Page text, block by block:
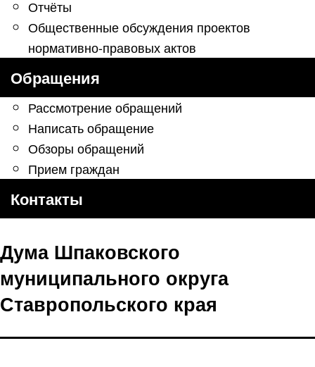
Отчёты
Общественные обсуждения проектов
нормативно-правовых актов
Обращения
Рассмотрение обращений
Написать обращение
Обзоры обращений
Прием граждан
Контакты
Дума Шпаковского
муниципального округа
Ставропольского края